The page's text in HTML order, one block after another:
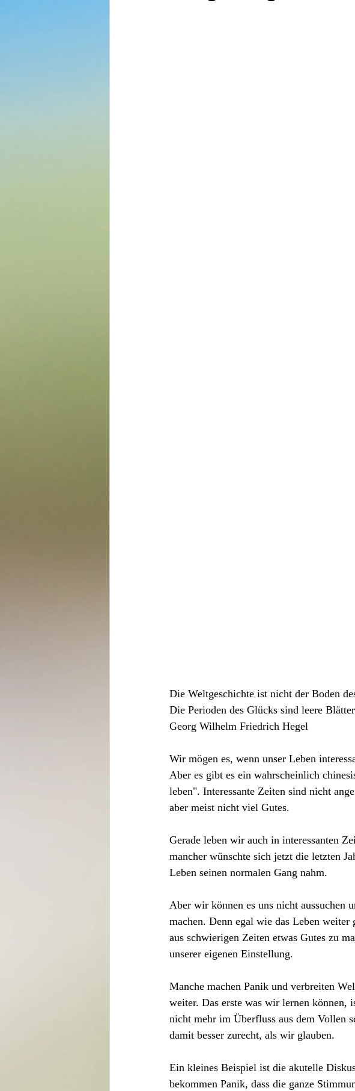
Die Weltgeschichte ist nicht der Boden
Die Perioden des Glücks sind leere
Georg Wilhelm Friedrich Hegel
Wir mögen es, wenn unser Leben
Aber es gibt es ein wahrscheinlich
leben". Interessante Zeiten sind nicht
aber meist nicht viel Gutes.
Gerade leben wir auch in interessanten
mancher wünschte sich jetzt die letzten
Leben seinen normalen Gang nahm.
Aber wir können es uns nicht aussuchen
machen. Denn egal wie das Leben
aus schwierigen Zeiten etwas Gutes zu
unserer eigenen Einstellung.
Manche machen Panik und verbreiten
weiter. Das erste was wir lernen
nicht mehr im Überfluss aus dem Vollen
damit besser zurecht, als wir glauben.
Ein kleines Beispiel ist die akutelle
bekommen Panik, dass die ganze